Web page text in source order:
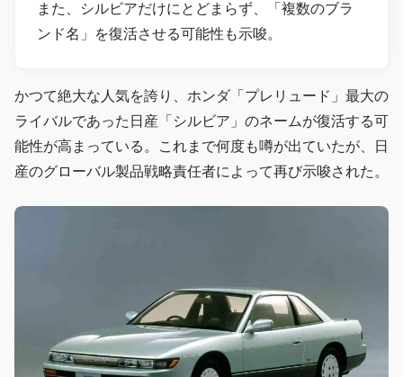
また、シルビアだけにとどまらず、「複数のブラ
ンド名」を復活させる可能性も示唆。
かつて絶大な人気を誇り、ホンダ「プレリュード」最大の
ライバルであった日産「シルビア」のネームが復活する可
能性が高まっている。これまで何度も噂が出ていたが、日
産のグローバル製品戦略責任者によって再び示唆された。